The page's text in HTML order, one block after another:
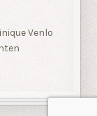
Venlo